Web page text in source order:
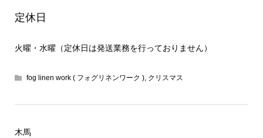
定休日
火曜・水曜（定休日は発送業務を行っておりません）
fog linen work ( フォグリネンワーク ), クリスマス
木馬